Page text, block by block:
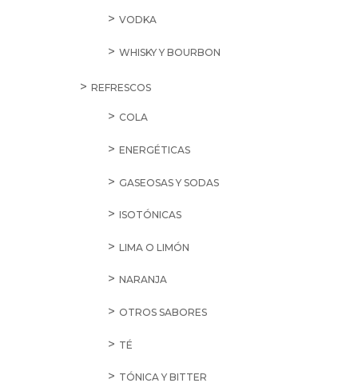
VODKA
WHISKY Y BOURBON
REFRESCOS
COLA
ENERGÉTICAS
GASEOSAS Y SODAS
ISOTÓNICAS
LIMA O LIMÓN
NARANJA
OTROS SABORES
TÉ
TÓNICA Y BITTER